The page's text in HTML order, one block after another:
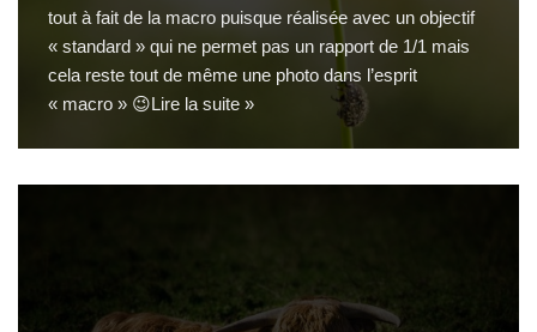
tout à fait de la macro puisque réalisée avec un objectif
« standard » qui ne permet pas un rapport de 1/1 mais
cela reste tout de même une photo dans l’esprit
« macro » 😉Lire la suite »